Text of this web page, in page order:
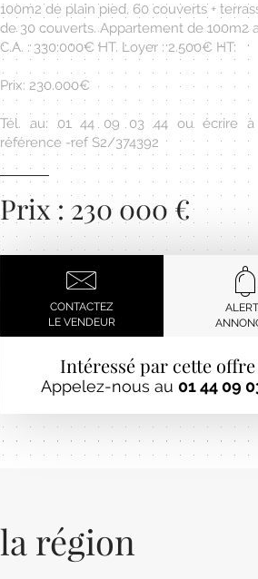
100m2 de plain pied, 60 couverts +
de 30 couverts. Appartement de 100m2
C.A. : 330.000€ HT. Loyer : 2.500€ HT.
Prix: 230.000€
Tél. au: 01 44 09 03 44 ou écrire à
référence -ref S2/374392
Prix : 230 000 €
CONTACTEZ
LE VENDEUR
Intéressé par cette offre
Appelez-nous au 01 44 09
région